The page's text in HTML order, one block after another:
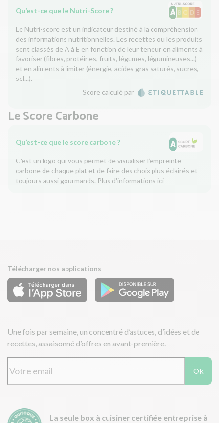
Qu’est-ce que le Nutri-Score ?
Le Nutri-score est un indicateur destiné à la compréhension
des informations nutritionnelles. Les recettes ou les produits
sont classés de A à E en fonction de leur teneur en aliments à
favoriser (fibres, protéines, fruits, légumes, légumineuses...)
et en aliments à limiter (énergie, acides gras saturés, sucres,
sel...).
Score calculé par
Le Score Carbone
Qu’est-ce que le score carbone ?
C'est un logo qui vous permet de visualiser l’empreinte
carbone de chaque plat et de faire des choix plus éclairés et
toujours aussi gourmands. Plus d'informations ici
Télécharger nos applications
Une fois par semaine, un concentré d’astuces, d’idées et de
recettes, assaisonné d’offres en avant-première.
Ok
La seule box à cuisiner certifiée entreprise à